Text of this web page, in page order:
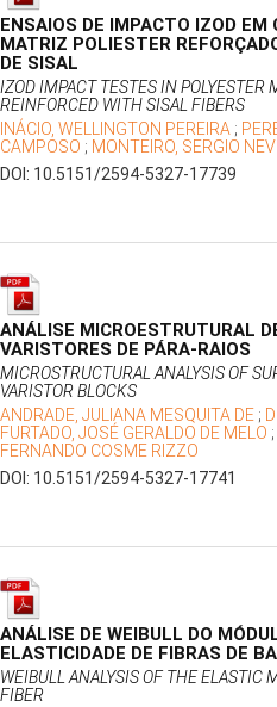
ENSAIOS DE IMPACTO IZOD EM
MATRIZ POLIESTER
DE SISAL
IZOD IMPACT TESTES IN POLYESTER
REINFORCED WITH SISAL FIBERS
INÁCIO, WELLINGTON PEREIRA ;
CAMPOSO ; MONTEIRO, SERGIO
DOI: 10.5151/2594-5327-17739
ANÁLISE MICROESTRUTURAL
VARISTORES DE PÁRA-RAIOS
MICROSTRUCTURAL ANALYSIS OF
VARISTOR BLOCKS
ANDRADE, JULIANA MESQUITA DE ;
FURTADO, JOSÉ GERALDO DE MELO ;
FERNANDO COSME RIZZO
DOI: 10.5151/2594-5327-17741
ANÁLISE DE WEIBULL DO
ELASTICIDADE DE FIBRAS DE
WEIBULL ANALYSIS OF THE ELASTIC
FIBER